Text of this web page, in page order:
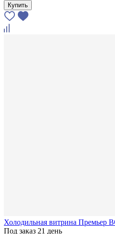
Купить
Холодильная витрина
Под заказ 21 день